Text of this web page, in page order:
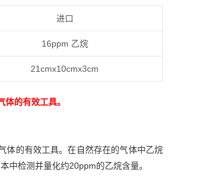
进口
16ppm 乙烷
21cmx10cmx3cm
的有效工具。
体的有效工具。在自然存在的气体中乙烷
中检测并量化约20ppm的乙烷含量。